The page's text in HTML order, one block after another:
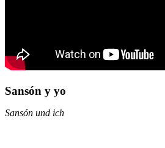
Sansón y yo
Sansón und ich